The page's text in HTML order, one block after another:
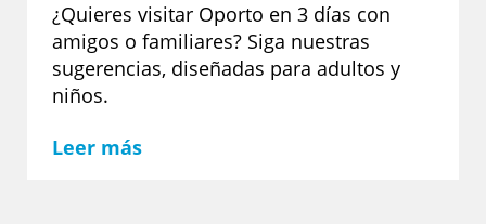
¿Quieres visitar Oporto en 3 días con
amigos o familiares? Siga nuestras
sugerencias, diseñadas para adultos y
niños.
Leer más